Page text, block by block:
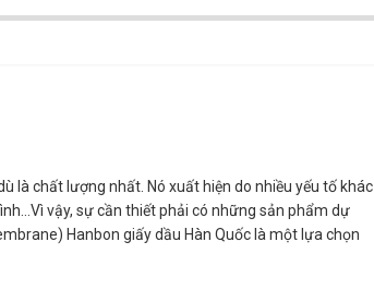
là chất lượng nhất. Nó xuất hiện do nhiều yếu tố khác
vậy, sự cần thiết phải có những sản phẩm dự
Hanbon giấy dầu Hàn Quốc là một lựa chọn